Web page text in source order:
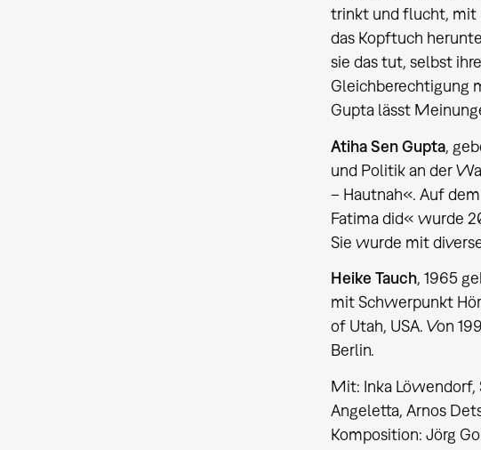
trinkt und flucht, mit
das Kopftuch
sie das tut, selbst
Gleichberechtigung
Gupta lässt
Atiha Sen Gupta,
und Politik an der
– Hautnah«. Auf
Fatima did« wurde
Sie wurde mit
Heike Tauch, 1965
mit Schwerpunkt
of Utah, USA. Von
Berlin.
Mit: Inka Löwendorf,
Angeletta, Arnos
Komposition: Jörg